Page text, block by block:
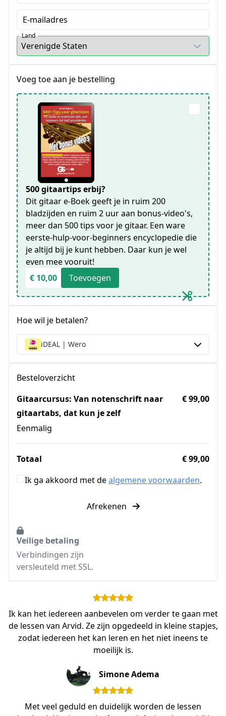
E-mailadres
Land
Voeg toe aan je bestelling
500 gitaartips erbij?
Dit gitaar e-Boek geeft je in ruim 200
bladzijden en ruim 2 uur aan bonus-video's,
meer dan 500 tips voor je gitaar. Een ware
eerste-hulp-voor-beginners encyclopedie die
je altijd bij je kunt hebben. Daar kun je wel
even mee vooruit!
€ 10,00
Toevoegen
Hoe wil je betalen?
iDEAL | Wero
Besteloverzicht
Gitaarcursus: Van notenschrift naar
gitaartabs, dat kun je zelf
Eenmalig
€ 99,00
Totaal
€ 99,00
Ik ga akkoord met dealgemene voorwaarden.
Afrekenen
Veilige betaling
Verbindingen zijn
versleuteld met SSL.
Ik kan het iedereen aanbevelen om verder te gaan met
de lessen van Arvid. Ze zijn opgedeeld in kleine stapjes,
zodat iedereen het kan leren en het niet ineens te
moeilijk is.
Simone Adema
Met veel geduld en duidelijk worden de lessen